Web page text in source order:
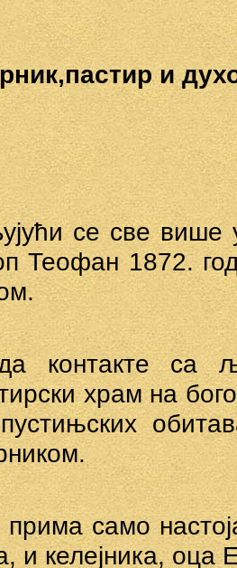
и
се све више
Теофан 1872.
контакте са
храм на
само
и келејника, оца